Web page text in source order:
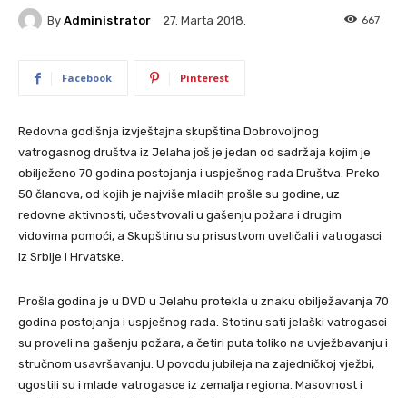
By Administrator 27. Marta 2018. 667
Facebook Pinterest
Redovna godišnja izvještajna skupština Dobrovoljnog
vatrogasnog društva iz Jelaha još je jedan od sadržaja kojim je
obilježeno 70 godina postojanja i uspješnog rada Društva. Preko
50 članova, od kojih je najviše mladih prošle su godine, uz
redovne aktivnosti, učestvovali u gašenju požara i drugim
vidovima pomoći, a Skupštinu su prisustvom uveličali i vatrogasci
iz Srbije i Hrvatske.
Prošla godina je u DVD u Jelahu protekla u znaku obilježavanja 70
godina postojanja i uspješnog rada. Stotinu sati jelaški vatrogasci
su proveli na gašenju požara, a četiri puta toliko na uvježbavanju i
stručnom usavršavanju. U povodu jubileja na zajedničkoj vježbi,
ugostili su i mlade vatrogasce iz zemalja regiona. Masovnost i